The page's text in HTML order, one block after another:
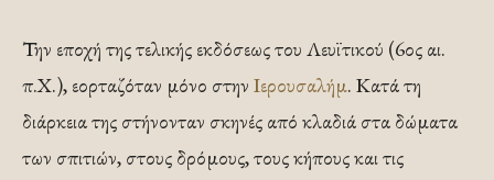
Την εποχή της τελικής εκδόσεως του Λευϊτικού (6ος αι.
π.Χ.), εορταζόταν μόνο στην Ιερουσαλήμ. Κατά τη
διάρκεια της στήνονταν σκηνές από κλαδιά στα δώματα
των σπιτιών, στους δρόμους, τους κήπους και τις